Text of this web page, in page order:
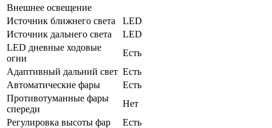
Внешнее освещение
Источник ближнего света
LED
Источник дальнего света
LED
LED дневные ходовые
огни
Есть
Адаптивный дальний свет Есть
Автоматические фары
Есть
Противотуманные фары
спереди
Нет
Регулировка высоты фар
Есть